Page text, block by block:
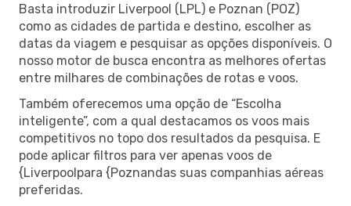
Basta introduzir Liverpool (LPL) e Poznan (POZ)
como as cidades de partida e destino, escolher as
datas da viagem e pesquisar as opções disponíveis. O
nosso motor de busca encontra as melhores ofertas
entre milhares de combinações de rotas e voos.
Também oferecemos uma opção de “Escolha
inteligente”, com a qual destacamos os voos mais
competitivos no topo dos resultados da pesquisa. E
pode aplicar filtros para ver apenas voos de
{Liverpoolpara {Poznandas suas companhias aéreas
preferidas.